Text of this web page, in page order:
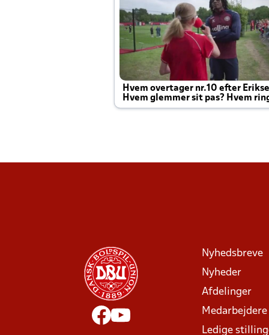
Hvem overtager nr.10 efter
Hvem glemmer sit pas? Hvem
Joachim altid til efter kampe?
Nyhedsbreve
Nyheder
Afdelinger
Medarbejdere
Ledige